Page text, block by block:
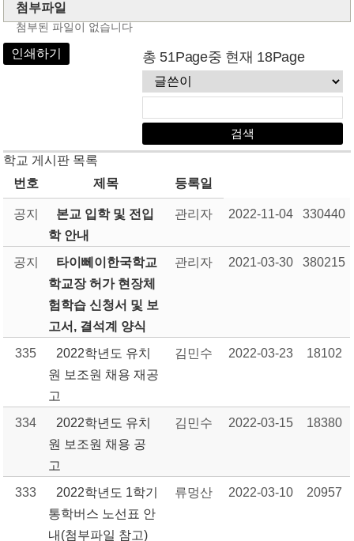
첨부파일
첨부된 파일이 없습니다
인쇄하기 총 51Page중 현재 18Page
학교 게시판 목록
번호
제목 등록일
공지
본교 입학 및 전입
학 안내
관리자 2022-11-04 330440
공지
타이뻬이한국학교
학교장 허가 현장체
험학습 신청서 및 보
고서, 결석계 양식
관리자 2021-03-30 380215
335
2022학년도 유치
원 보조원 채용 재공
고
김민수 2022-03-23 18102
334
2022학년도 유치
원 보조원 채용 공
고
김민수 2022-03-15 18380
333
2022학년도 1학기
통학버스 노선표 안
내(첨부파일 참고)
류멍산 2022-03-10 20957